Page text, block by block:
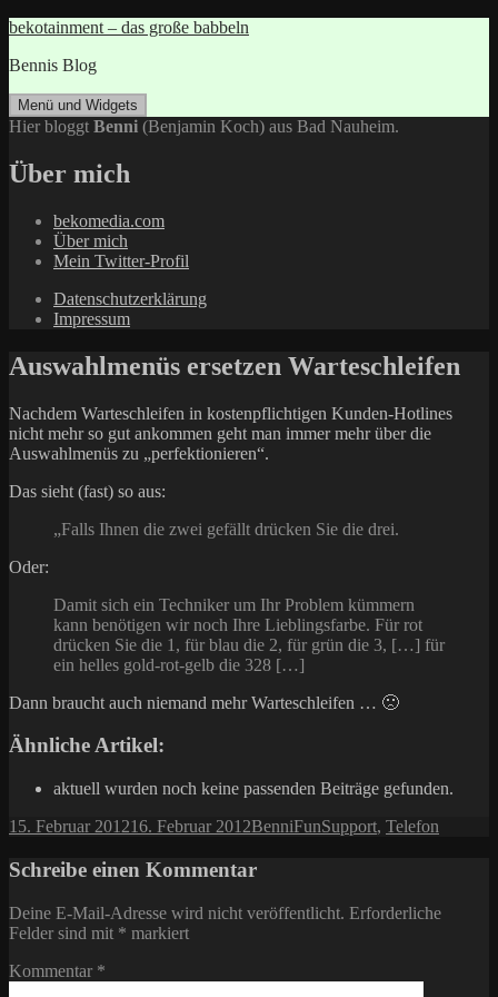
Zum
springen
bekotainment – das große babbeln
Bennis Blog
Menü und Widgets
Hier bloggt Benni (Benjamin Koch) aus Bad Nauheim.
Über mich
bekomedia.com
Über mich
Mein Twitter-Profil
Datenschutzerklärung
Impressum
Auswahlmenüs ersetzen Warteschleifen
Nachdem Warteschleifen in kostenpflichtigen Kunden-Hotlines
nicht mehr so gut ankommen geht man immer mehr über die
Auswahlmenüs zu „perfektionieren“.
Das sieht (fast) so aus:
„Falls Ihnen die zwei gefällt drücken Sie die drei.
Oder:
Damit sich ein Techniker um Ihr Problem kümmern
kann benötigen wir noch Ihre Lieblingsfarbe. Für rot
drücken Sie die 1, für blau die 2, für grün die 3, […] für
ein helles gold-rot-gelb die 328 […]
Dann braucht auch niemand mehr Warteschleifen … 🙁
Ähnliche Artikel:
aktuell wurden noch keine passenden Beiträge gefunden.
Veröffentlicht
15. Februar 201216. Februar 2012Autor
BenniKategorien
FunSchlagwörter
Support, Telefon
Schreibe einen Kommentar
Deine E-Mail-Adresse wird nicht veröffentlicht. Erforderliche
Felder sind mit * markiert
Kommentar *